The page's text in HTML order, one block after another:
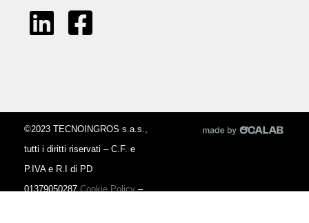
©2023 TECNOINGROS s.a.s.,
tutti i diritti riservati – C.F. e
P.IVA e R.I di PD
01379050287Cookie Policy–